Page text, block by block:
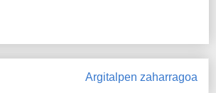
Argitalpen zaharragoa